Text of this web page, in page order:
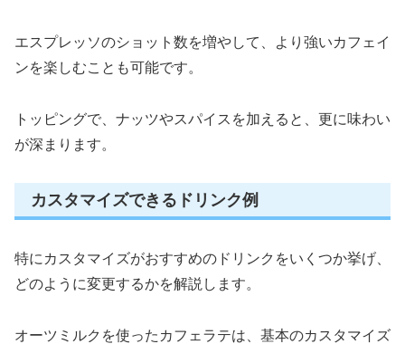
エスプレッソのショット数を増やして、より強いカフェイ
ンを楽しむことも可能です。
トッピングで、ナッツやスパイスを加えると、更に味わい
が深まります。
カスタマイズできるドリンク例
特にカスタマイズがおすすめのドリンクをいくつか挙げ、
どのように変更するかを解説します。
オーツミルクを使ったカフェラテは、基本のカスタマイズ